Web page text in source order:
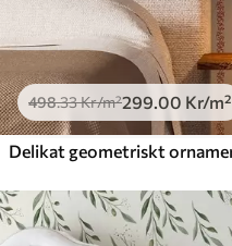
498.33Kr/m²299.00 Kr/m²